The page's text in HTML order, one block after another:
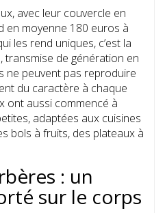
avec leur couvercle en
en moyenne 180 euros à
les rend uniques, c’est la
transmise de génération en
ne peuvent pas reproduire
du caractère à chaque
ont aussi commencé à
adaptées aux cuisines
bols à fruits, des plateaux à
: un
sur le corps